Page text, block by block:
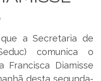
a Secretaria de
comunica o
Francisca Diamisse
desta segunda-